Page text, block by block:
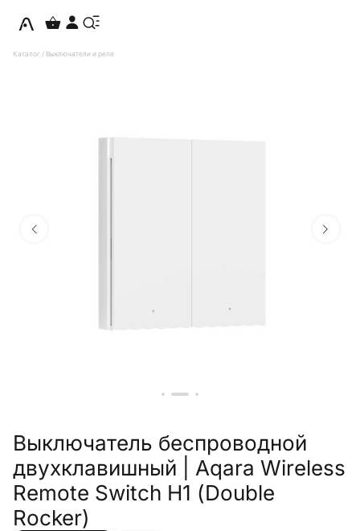
Каталог / Выключатели и реле
Выключатель беспроводной
двухклавишный | Aqara Wireless
Remote Switch H1 (Double
Rocker)